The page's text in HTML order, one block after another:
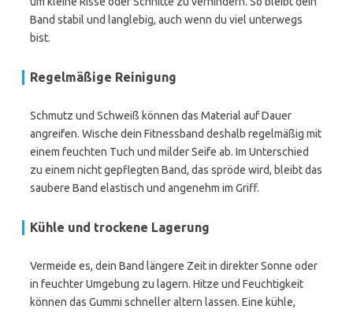
Band stabil und langlebig, auch wenn du viel unterwegs
bist.
Regelmäßige Reinigung
Schmutz und Schweiß können das Material auf Dauer
angreifen. Wische dein Fitnessband deshalb regelmäßig mit
einem feuchten Tuch und milder Seife ab. Im Unterschied
zu einem nicht gepflegten Band, das spröde wird, bleibt das
saubere Band elastisch und angenehm im Griff.
Kühle und trockene Lagerung
Vermeide es, dein Band längere Zeit in direkter Sonne oder
in feuchter Umgebung zu lagern. Hitze und Feuchtigkeit
können das Gummi schneller altern lassen. Eine kühle,